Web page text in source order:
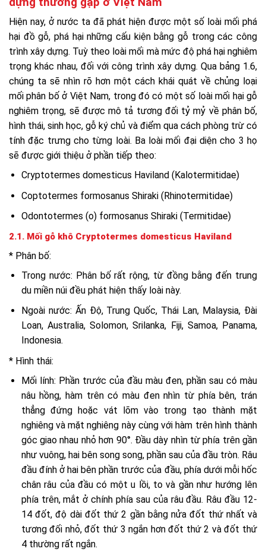
Hiện nay, ở nước ta đã phát hiện được một số loài mối phá
hại đồ gỗ, phá hại những cấu kiện bằng gỗ trong các công
trình xây dựng. Tuỳ theo loài mối mà mức độ phá hại nghiêm
trọng khác nhau, đối với công trình xây dựng. Qua bảng 1.6,
chúng ta sẽ nhìn rõ hơn một cách khái quát về chủng loại
mối phân bố ở Việt Nam, trong đó có một số loài mối hại gỗ
nghiêm trọng, sẽ được mô tả tương đối tỷ mỷ về phân bố,
hình thái, sinh học, gỗ ký chủ và điểm qua cách phòng trừ có
tính đặc trưng cho từng loài. Ba loài mối đại diện cho 3 họ
sẽ được giới thiệu ở phần tiếp theo:
Cryptotermes domesticus Haviland (Kalotermitidae)
Coptotermes formosanus Shiraki (Rhinotermitidae)
Odontotermes (o) formosanus Shiraki (Termitidae)
2.1. Mối gỗ khô Cryptotermes domesticus Haviland
* Phân bố:
Trong nước: Phân bố rất rộng, từ đồng bằng đến trung
du miền núi đều phát hiện thấy loài này.
Ngoài nước: Ấn Độ, Trung Quốc, Thái Lan, Malaysia, Đài
Loan, Australia, Solomon, Srilanka, Fiji, Samoa, Panama,
Indonesia.
* Hình thái:
Mối lính: Phần trước của đầu màu đen, phần sau có màu
nâu hồng, hàm trên có màu đen nhìn từ phía bên, trán
thẳng đứng hoặc vát lõm vào trong tạo thành mặt
nghiêng và mặt nghiêng này cùng với hàm trên hình thành
góc giao nhau nhỏ hơn 90°. Đầu dày nhìn từ phía trên gần
như vuông, hai bên song song, phần sau của đầu tròn. Râu
đầu đính ở hai bên phần trước của đầu, phía dưới mỗi hốc
chân râu của đầu có một u lồi, to và gần như hướng lên
phía trên, mắt ở chính phía sau của râu đầu. Râu đầu 12-
14 đốt, độ dài đốt thứ 2 gần bằng nửa đốt thứ nhất và
tương đối nhỏ, đốt thứ 3 ngắn hơn đốt thứ 2 và đốt thứ
4 thường rất ngắn.